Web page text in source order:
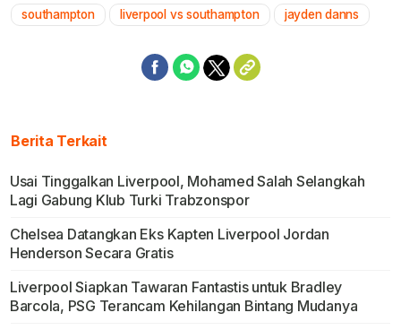
southampton liverpool vs southampton jayden danns
Berita Terkait
Usai Tinggalkan Liverpool, Mohamed Salah Selangkah
Lagi Gabung Klub Turki Trabzonspor
Chelsea Datangkan Eks Kapten Liverpool Jordan
Henderson Secara Gratis
Liverpool Siapkan Tawaran Fantastis untuk Bradley
Barcola, PSG Terancam Kehilangan Bintang Mudanya